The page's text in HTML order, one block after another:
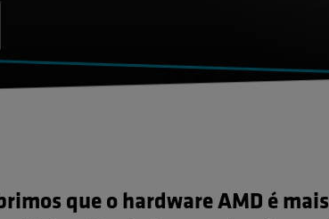
que o hardware AMD é